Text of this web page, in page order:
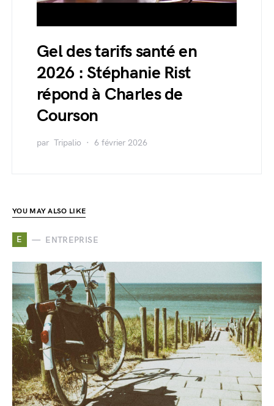
Gel des tarifs santé en
2026 : Stéphanie Rist
répond à Charles de
Courson
par Tripalio 6 février 2026
YOU MAY ALSO LIKE
E ENTREPRISE